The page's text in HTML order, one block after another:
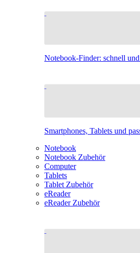
Notebook-Finder: schnell
Smartphones, Tablets und
Notebook
Notebook Zubehör
Computer
Tablets
Tablet Zubehör
eReader
eReader Zubehör